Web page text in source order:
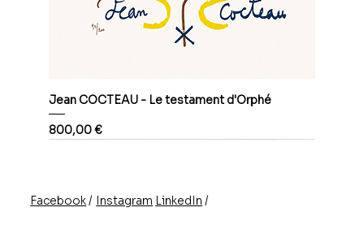
Jean COCTEAU - Le testament d'Orphé
Prix
800,00 €
Facebook/ Instagram /
LinkedIn